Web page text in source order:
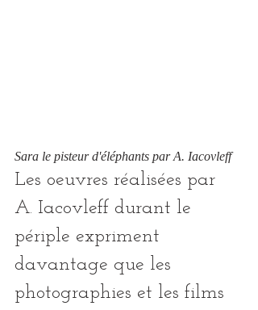
Sara le pisteur d'éléphants par A. Iacovleff
Les oeuvres réalisées par
A. Iacovleff durant le
périple expriment
davantage que les
photographies et les films